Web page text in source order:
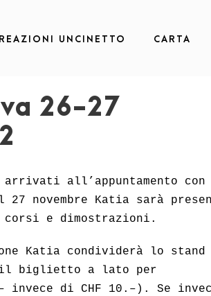
UNCINETTO CARTA
26-27
arrivati all’appuntamento con
novembre Katia sarà
e dimostrazioni.
Katia condividerà lo stand
il biglietto a lato per
invece di CHF 10.–). Se